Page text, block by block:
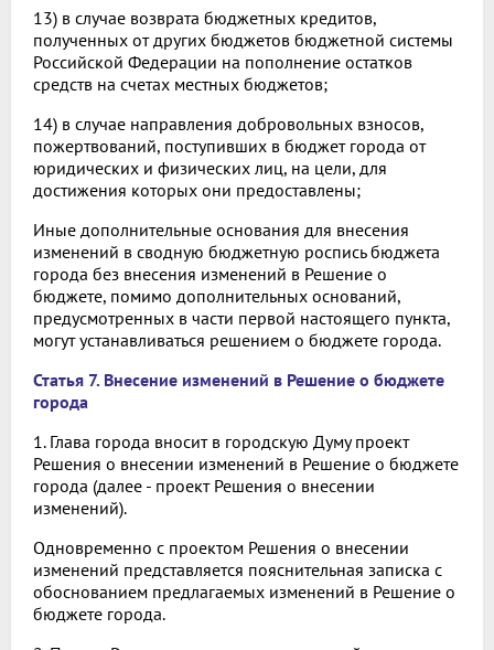
13) в случае возврата бюджетных кредитов,
полученных от других бюджетов бюджетной системы
Российской Федерации на пополнение остатков
средств на счетах местных бюджетов;
14) в случае направления добровольных взносов,
пожертвований, поступивших в бюджет города от
юридических и физических лиц, на цели, для
достижения которых они предоставлены;
Иные дополнительные основания для внесения
изменений в сводную бюджетную роспись бюджета
города без внесения изменений в Решение о
бюджете, помимо дополнительных оснований,
предусмотренных в части первой настоящего пункта,
могут устанавливаться решением о бюджете города.
Статья 7. Внесение изменений в Решение о бюджете
города
1. Глава города вносит в городскую Думу проект
Решения о внесении изменений в Решение о бюджете
города (далее - проект Решения о внесении
изменений).
Одновременно с проектом Решения о внесении
изменений представляется пояснительная записка с
обоснованием предлагаемых изменений в Решение о
бюджете города.